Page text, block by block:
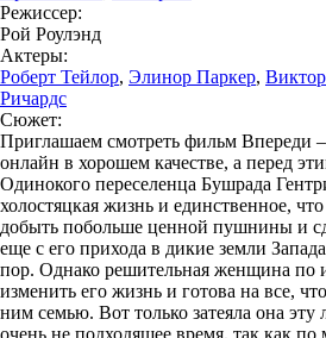
Режиссер:
Рой Роулэнд
Актеры:
Роберт Тейлор, Элинор Паркер,
Ричардс
Сюжет:
Приглашаем смотреть фильм Впереди
онлайн в хорошем качестве, а перед
Одинокого переселенца Бушрада
холостяцкая жизнь и единственное, что
добыть побольше ценной пушнины и
еще с его прихода в дикие земли
пор. Однако решительная женщина по
изменить его жизнь и готова на все,
ним семью. Вот только затеяла она
очень не подходящее время, так как